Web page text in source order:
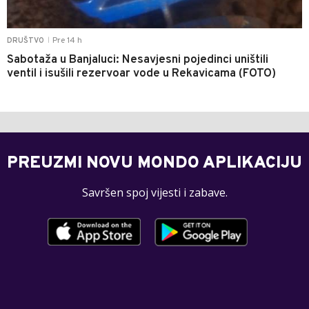
DRUŠTVO Pre 14 h
Sabotaža u Banjaluci: Nesavjesni pojedinci uništili
ventil i isušili rezervoar vode u Rekavicama (FOTO)
PREUZMI NOVU MONDO APLIKACIJU
Savršen spoj vijesti i zabave.